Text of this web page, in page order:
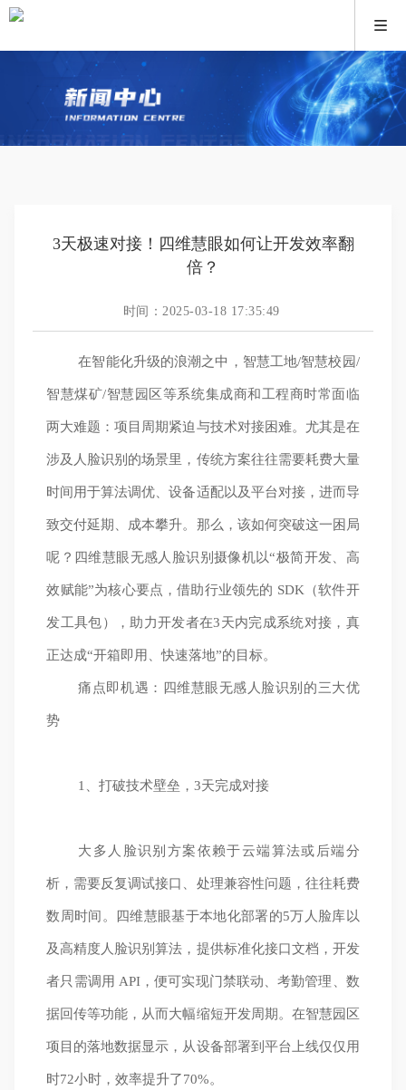
3天极速对接！四维慧眼如何让开发效率翻
倍？
时间：2025-03-18 17:35:49
在智能化升级的浪潮之中，智慧工地/智慧校园/
智慧煤矿/智慧园区等系统集成商和工程商时常面临
两大难题：项目周期紧迫与技术对接困难。尤其是在
涉及人脸识别的场景里，传统方案往往需要耗费大量
时间用于算法调优、设备适配以及平台对接，进而导
致交付延期、成本攀升。那么，该如何突破这一困局
呢？四维慧眼无感人脸识别摄像机以“极简开发、高
效赋能”为核心要点，借助行业领先的 SDK（软件开
发工具包），助力开发者在3天内完成系统对接，真
正达成“开箱即用、快速落地”的目标。
痛点即机遇：四维慧眼无感人脸识别的三大优
势
1、打破技术壁垒，3天完成对接
大多人脸识别方案依赖于云端算法或后端分
析，需要反复调试接口、处理兼容性问题，往往耗费
数周时间。四维慧眼基于本地化部署的5万人脸库以
及高精度人脸识别算法，提供标准化接口文档，开发
者只需调用 API，便可实现门禁联动、考勤管理、数
据回传等功能，从而大幅缩短开发周期。在智慧园区
项目的落地数据显示，从设备部署到平台上线仅仅用
时72小时，效率提升了70%。